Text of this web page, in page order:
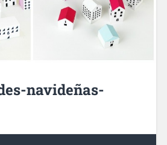
navideñas-